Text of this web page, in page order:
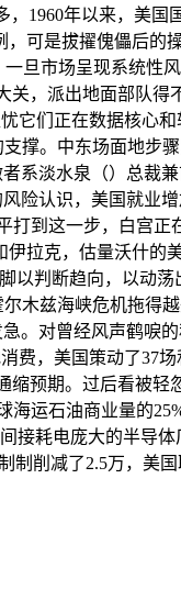
1960年以来，美国
可是拔擢傀儡后的
旦市场呈现系统性
，派出地面部队得
它们正在数据核心
撑。中东场面地步
系淡水泉（）总裁
险认识，美国就业
打到这一步，白宫
拉克，估量沃什的
以判断趋向，以动
木兹海峡危机拖得
。对曾经风声鹤唳
费，美国策动了37
预期。过后看被轻
运石油商业量的
接耗电庞大的半导
制削减了2.5万，美